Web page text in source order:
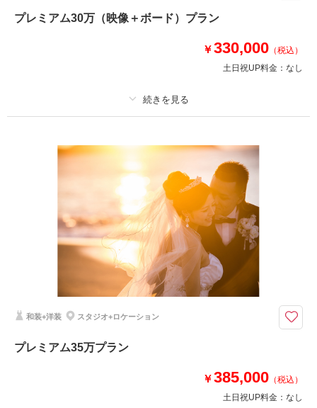
に必要なものすべてが入っているお得なプランです！さらに、前撮り＋披露
プレミアム30万（映像＋ボード）プラン
￥330,000 （税込）
土日祝UP料金： なし
撮影料 新婦衣装4着 新郎衣装3着
ヘアメイク 小物一式
データ 400 カット 台紙付写真
会食 挙式
家族と撮影 家族用衣装レンタル ペットと撮影
その他含むもの
撮影DVDデータ・前撮り着用分クリーニング代・映像・キャンバスボー
ド・当日スナップ・撮影小物・ロケ出張費
映像とキャンバスボード更に当日スナップ付きプラン
に必要なものすべてが入っているお得なプランです！さらに、映像＋キャン
人気のアイテムが付いて、アルバムもボリューム満点！
和装+洋装 スタジオ+ロケーション
プレミアム35万プラン
￥385,000 （税込）
土日祝UP料金： なし